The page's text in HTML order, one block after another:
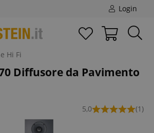
Login
Hi Fi
Diffusore da Pavimento
5,0 (1)